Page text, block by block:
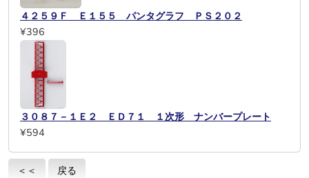
４２５９Ｆ Ｅ１５５ パンタグラフ ＰＳ２０２
¥396
３０８７－１Ｅ２ ＥＤ７１ １次形 ナンバープレート
¥594
＜＜ 戻る